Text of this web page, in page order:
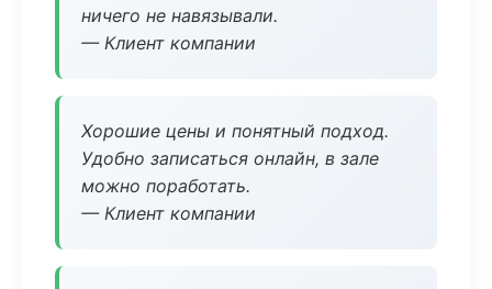
ничего не навязывали.
— Клиент компании
Хорошие цены и понятный подход.
Удобно записаться онлайн, в зале
можно поработать.
— Клиент компании